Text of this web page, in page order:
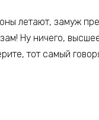
летают, замуж
Ну ничего,
тот самый